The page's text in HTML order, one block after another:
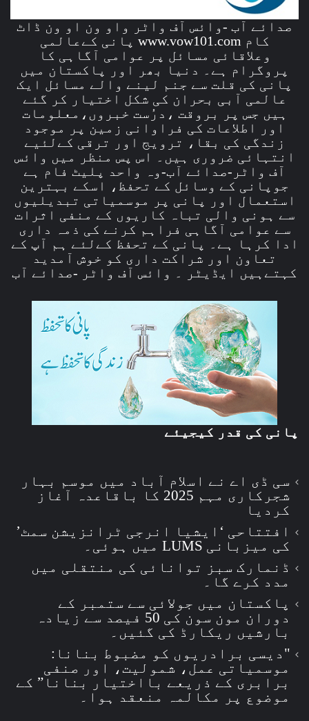
صدائے آب -وائس آف واٹر واو ون او ون ڈاٹ
کام www.vow101.com پانی کےعالمی
وعلاقائی مسائل پر عوامی آگاہی کا
پروگرام ہے۔ دنیا بھر اور پاکستان میں
پانی کی قلت سے جنم لینے والے مسائل ایک
عالمی آبی بحران کی شکل اختیار کر گئے
ہیں جس پر بروقت ،درُست خبروں،معلومات
اور اطلاعات کی فراوانی زمین پر موجود
زندگی کی بقا، ترویج اور ترقی کےلئیے
انتہائی ضروری ہیں۔ اس پس منظر میں وائس
آف واٹر-صدائے آب-وہ واحد پلیٹ فام ہے
جوپانی کے وسائل کے تحفظ، اسکے بہترین
استعمال اور پانی پر موسمیاتی تبدیلیوں
سے ہونی والی تباہ کاریوں کے منفی اثرات
سے عوامی آگاہی فراہم کرنے کی ذمہ داری
ادا کرہا ہے۔ پانی کے تحفظ کےلئے ہم آپ کے
تعاون اور شراکت داری کو خوش آمدید
کہتےہیں ایڈیٹر ۔ وائس آف واٹر -صدائے آب
پانی کی قدر کیجیئے
سی ڈی اے نے اسلام آباد میں موسم بہار
شجرکاری مہم 2025 کا باقاعدہ آغاز
کردیا
افتتاحی ‘ایشیا انرجی ٹرانزیشن سمٹ’
کی میزبانی LUMS میں ہوئی۔
ڈنمارک سبز توانائی کی منتقلی میں
مدد کرے گا۔
پاکستان میں جولائی سے ستمبر کے
دوران مون سون کی 50 فیصد سے زیادہ
بارشیں ریکارڈ کی گئیں۔
"دیسی برادریوں کو مضبوط بنانا:
موسمیاتی عمل، شمولیت، اور صنفی
برابری کے ذریعے بااختیار بنانا” کے
موضوع پر مکالمہ منعقد ہوا۔